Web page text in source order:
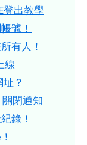
登出教學
號！
有人！
線
？
關閉通知
錄！